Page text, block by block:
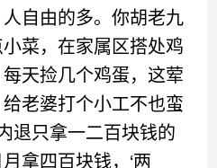
自由的多。你胡老九
菜，在家属区搭处鸡
天捡几个鸡蛋，这荤
老婆打个小工不也蛮
退只拿一二百块钱的
拿四百块钱，‘两